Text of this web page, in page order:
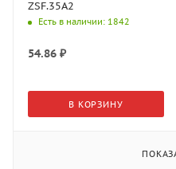
ZSF.35A2
Есть в наличии: 1842
54.86 ₽
В КОРЗИНУ